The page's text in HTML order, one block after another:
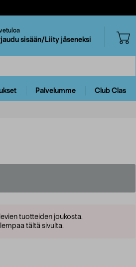
sisään/Liity jäseneksi
Palvelumme Club Clas
tuotteiden joukosta.
tältä sivulta.